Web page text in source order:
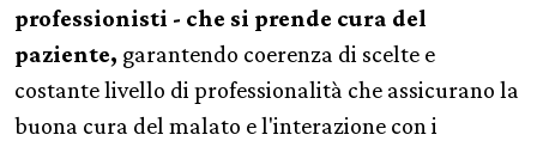
professionisti - che si prende cura del
paziente, garantendo coerenza di scelte e
costante livello di professionalità che assicurano la
buona cura del malato e l'interazione con i